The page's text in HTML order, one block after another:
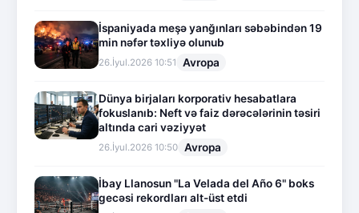
İspaniyada meşə yanğınları səbəbindən 19
min nəfər təxliyə olunub
26.İyul.2026 10:51 Avropa
Dünya birjaları korporativ hesabatlara
fokuslanıb: Neft və faiz dərəcələrinin təsiri
altında cari vəziyyət
26.İyul.2026 10:50 Avropa
İbay Llanosun "La Velada del Año 6" boks
gecəsi rekordları alt-üst etdi